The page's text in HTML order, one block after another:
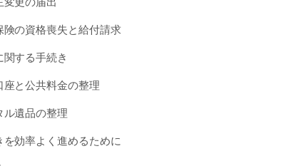
険の資格喪失と給付請求
関する手続き
座と公共料金の整理
ル遺品の整理
を効率よく進めるために